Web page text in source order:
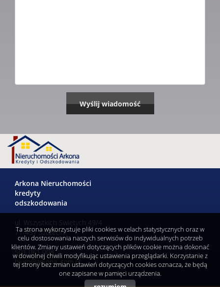
Arkona Nieruchomości
kredyty
odszkodowania
ul. Wszystkich Swiętych 49/4
71-457 Szczecin
501 061 008
biuro@arkona .com.pl
Ta strona wykorzystuje pliki cookies w celach statystycznych oraz w
celu dostosowania naszych serwisów do indywidualnych potrzeb
klientów. Zmiany ustawień dotyczących plików cookie można dokonać
w dowolnej chwili modyfikując ustawienia przeglądarki. Korzystanie z
tej strony bez zmian ustawień dotyczących cookies oznacza, że będą
one zapisane w pamięci urządzenia.